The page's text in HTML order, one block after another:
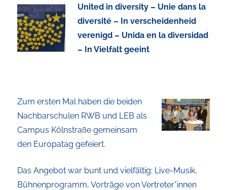
United in diversity – Unie dans la
diversité – In verscheidenheid
verenigd – Unida en la diversidad
– In Vielfalt geeint
Zum ersten Mal haben die beiden
Nachbarschulen RWB und LEB als
Campus Kölnstraße gemeinsam
den Europatag gefeiert.
Das Angebot war bunt und vielfältig: Live-Musik,
Bühnenprogramm, Vorträge von Vertreter*innen